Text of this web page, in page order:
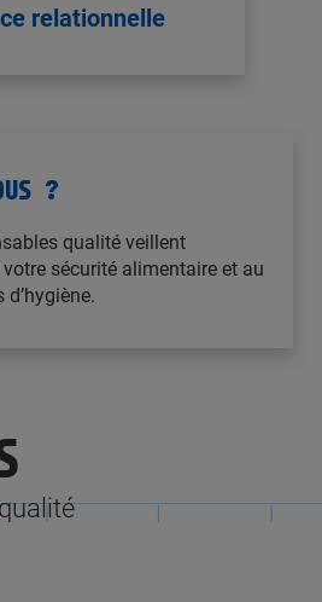
relationnelle
?
qualité veillent
sécurité alimentaire et au